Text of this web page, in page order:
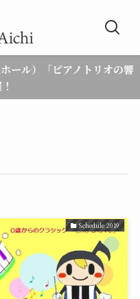
ール）「ピアノトリオの響
Schedule 2019